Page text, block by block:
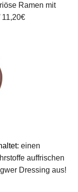
Ramen mit
11,20€
einen
auffrischen
Dressing aus!